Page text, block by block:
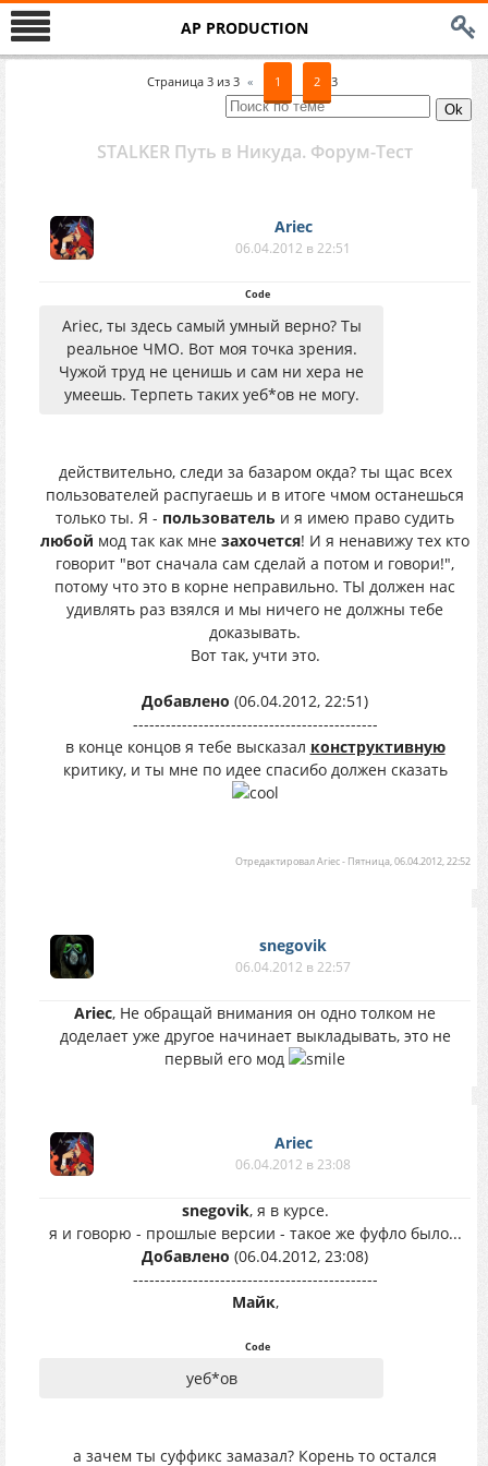
AP PRODUCTION
Страница 3 из 3 « 1 2 3
STALKER Путь в Никуда. Форум-Тест
Ariec
06.04.2012 в 22:51
Code
Ariec, ты здесь самый умный верно? Ты
реальное ЧМО. Вот моя точка зрения.
Чужой труд не ценишь и сам ни хера не
умеешь. Терпеть таких уеб*ов не могу.
действительно, следи за базаром окда? ты щас всех
пользователей распугаешь и в итоге чмом останешься
только ты. Я - пользователь и я имею право судить
любой мод так как мне захочется! И я ненавижу тех кто
говорит "вот сначала сам сделай а потом и говори!",
потому что это в корне неправильно. ТЫ должен нас
удивлять раз взялся и мы ничего не должны тебе
доказывать.
Вот так, учти это.
Добавлено (06.04.2012, 22:51)
---------------------------------------------
в конце концов я тебе высказал конструктивную
критику, и ты мне по идее спасибо должен сказать
ОтредактировалAriec- Пятница, 06.04.2012, 22:52
snegovik
06.04.2012 в 22:57
Ariec, Не обращай внимания он одно толком не
доделает уже другое начинает выкладывать, это не
первый его мод
Ariec
06.04.2012 в 23:08
snegovik, я в курсе.
я и говорю - прошлые версии - такое же фуфло было...
Добавлено (06.04.2012, 23:08)
---------------------------------------------
Майк,
Code
уеб*ов
а зачем ты суффикс замазал? Корень то остался